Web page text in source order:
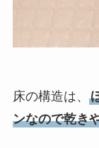
床の構造は、
ンなので乾き